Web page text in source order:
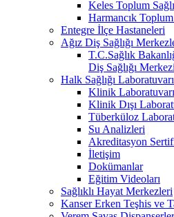
Keles Toplum
Harmancık
Entegre İlçe Hastaneleri
Ağız Diş Sağlığı
T.C.Sağlık
Diş Sağlığı Merkezi
Halk Sağlığı Laboratuvarı
Klinik Laboratuvarı
Klinik Dışı
Tüberküloz
Su Analizleri
Akreditasyon
İletişim
Dokümanlar
Eğitim Videoları
Sağlıklı Hayat Merkezleri
Kanser Erken Teşhis ve